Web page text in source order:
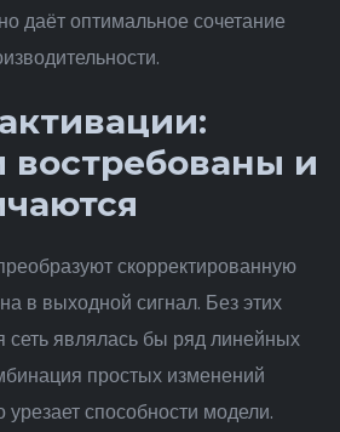
даёт оптимальное сочетание
востребованы и
скорректированную
в выходной сигнал. Без этих
сеть являлась бы ряд линейных
простых изменений
урезает способности модели.